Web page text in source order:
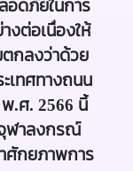
ดภัยในการ
งต่อเนื่องให้
กลงว่าด้วย
เทศทางถนน
.ศ. 2566 นี้
ฬาลงกรณ์
ศักยภาพการ